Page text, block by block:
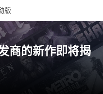
版
商的新作即将揭